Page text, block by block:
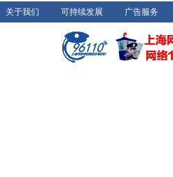
关于我们 可持续发展 广告服务